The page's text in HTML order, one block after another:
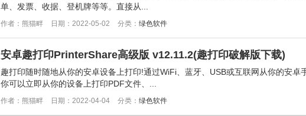
单、发票、收据、登机牌等等。直接从...
作者：熊猫畔 日期：2022-05-02 分类： 绿色软件
安卓趣打印PrinterShare高级版 v12.11.2(趣打印破解版下载)
趣打印随时随地从你的安卓设备上打印!通过WiFi、蓝牙、USB或互联网从你的安卓
你可以立即从你的设备上打印PDF文件、...
作者：熊猫畔 日期：2022-04-04 分类： 绿色软件